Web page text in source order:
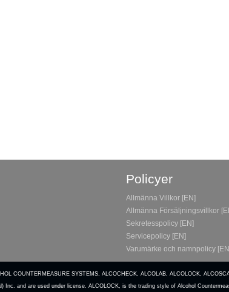
Policyer
Allmänna Villkor [EN]
Allmänna Försäljningsvillkor
Sekretesspolicy [EN]
Servicepolicy [EN]
Varumärke och namnpolicy
COUNTERMEASURE SYSTEMS, ALCOCHECK, ALCOLAB, ALCOLOCK,
and are used under license. ALCOLOCK, is the trading style of Alcohol